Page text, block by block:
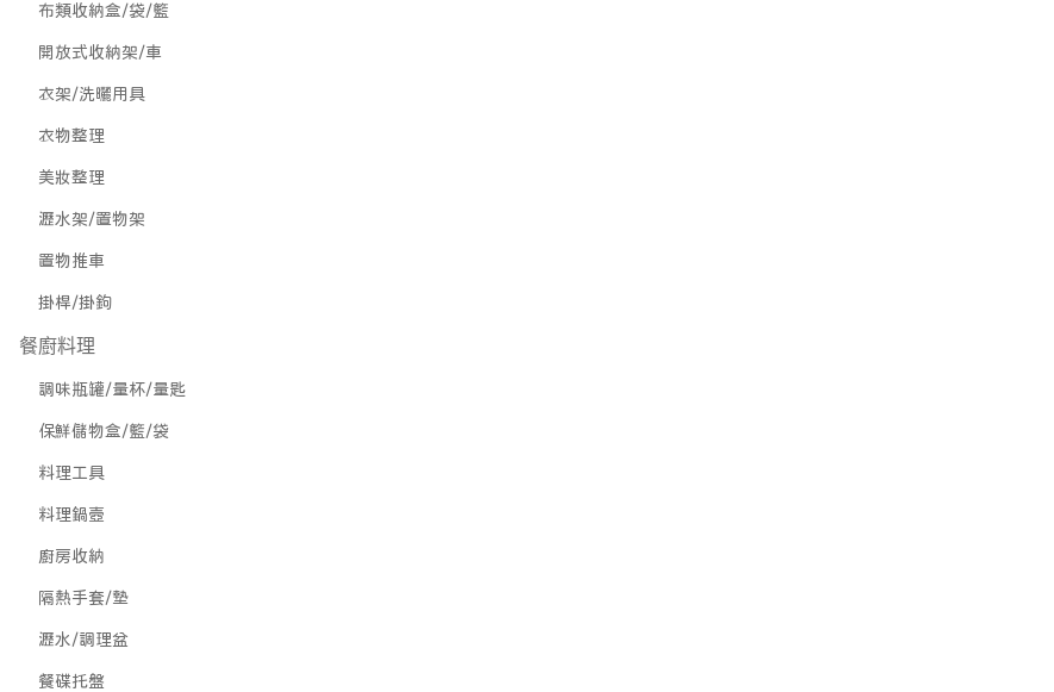
布類收納盒/袋/籃
開放式收納架/車
衣架/洗曬用具
衣物整理
美妝整理
瀝水架/置物架
置物推車
掛桿/掛鉤
餐廚料理
調味瓶罐/量杯/量匙
保鮮儲物盒/籃/袋
料理工具
料理鍋壼
廚房收納
隔熱手套/墊
瀝水/調理盆
餐碟托盤